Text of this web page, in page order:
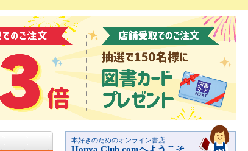
本好きのためのオンライン書店
Honya Club.comへようこそ